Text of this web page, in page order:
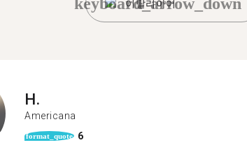
이탈리아어
H.
Americana
format_quote 6